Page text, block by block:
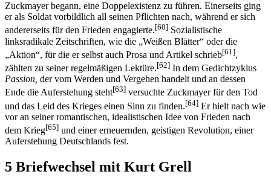
Zuckmayer begann, eine Doppelexistenz zu führen. Einerseits ging
er als Soldat vorbildlich all seinen Pflichten nach, während er sich
andererseits für den Frieden engagierte.[60] Sozialistische
linksradikale Zeitschriften, wie die „Weißen Blätter“ oder die
„Aktion“, für die er selbst auch Prosa und Artikel schrieb[61],
zählten zu seiner regelmäßigen Lektüre.[62] In dem Gedichtzyklus
Passion, der vom Werden und Vergehen handelt und an dessen
Ende die Auferstehung steht[63] versuchte Zuckmayer für den Tod
und das Leid des Krieges einen Sinn zu finden.[64] Er hielt nach wie
vor an seiner romantischen, idealistischen Idee von Frieden nach
dem Krieg[65] und einer erneuernden, geistigen Revolution, einer
Auferstehung Deutschlands fest.
5 Briefwechsel mit Kurt Grell